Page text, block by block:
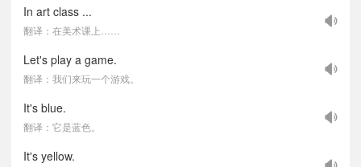
In art class ...
翻译：在美术课上……
Let's play a game.
翻译：我们来玩一个游戏。
It's blue.
翻译：它是蓝色。
It's yellow.